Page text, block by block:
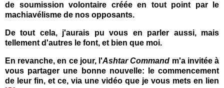
de soumission volontaire créée en tout point par le
machiavélisme de nos opposants.
De tout cela, j'aurais pu vous en parler aussi, mais
tellement d'autres le font, et bien que moi.
En revanche, en ce jour, l'Ashtar Command m'a invitée à
vous partager une bonne nouvelle: le commencement
de leur fin, et ce, via une vidéo que je vous mets en lien